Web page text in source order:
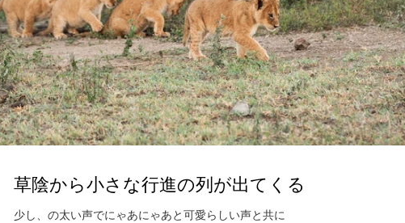
草陰から小さな行進の列が出てくる
少し、の太い声でにゃあにゃあと可愛らしい声と共に